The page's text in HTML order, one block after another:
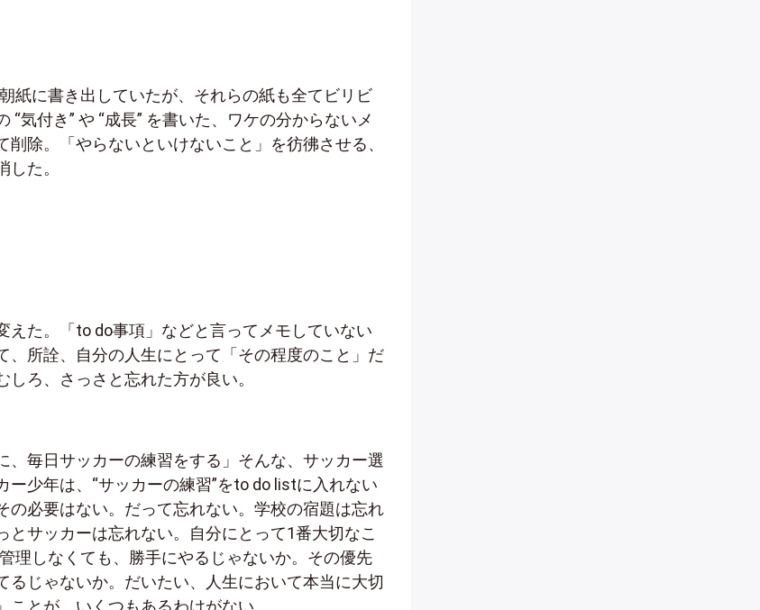
紙に書き出していたが、それらの紙も全てビリビ
“気付き” や “成長” を書いた、ワケの分からないメ
削除。「やらないといけないこと」を彷彿させる、
た。
えた。「to do事項」などと言ってメモしていない
、所詮、自分の人生にとって「その程度のこと」だ
ろ、さっさと忘れた方が良い。
、毎日サッカーの練習をする」そんな、サッカー選
ー少年は、“サッカーの練習”をto do listに入れない
の必要はない。だって忘れない。学校の宿題は忘れ
とサッカーは忘れない。自分にとって1番大切なこ
理しなくても、勝手にやるじゃないか。その優先
るじゃないか。だいたい、人生において本当に大切
ことが、いくつもあるわけがない…